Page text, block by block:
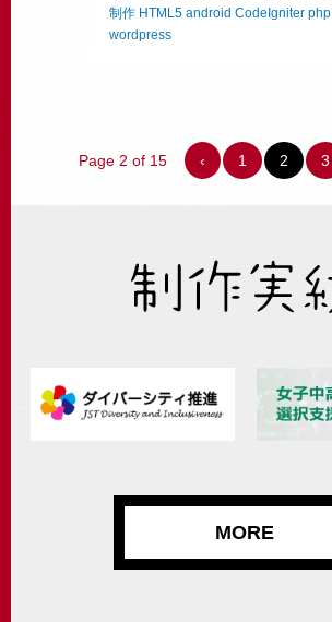
制作 HTML5 android CodeIgniter php
wordpress
Page 2 of 15 ‹ 1 2 3
MORE